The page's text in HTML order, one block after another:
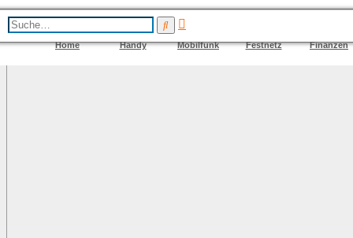
Home Handy Mobilfunk Festnetz Finanzen
Suche